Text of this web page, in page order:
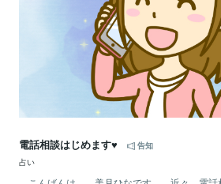
電話相談はじめます♥
告知
占い